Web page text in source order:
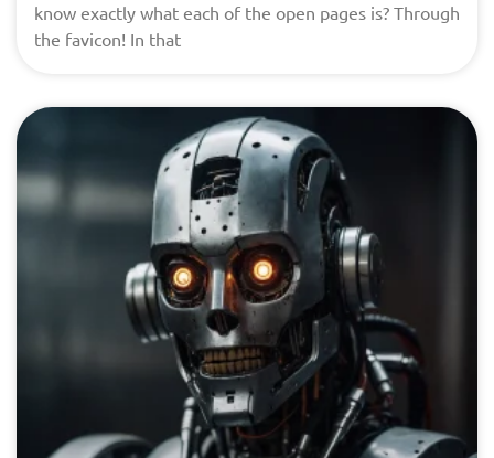
know exactly what each of the open pages is? Through
the favicon! In that